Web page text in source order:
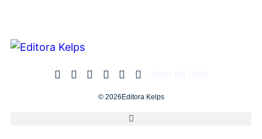
© 2026Editora Kelps